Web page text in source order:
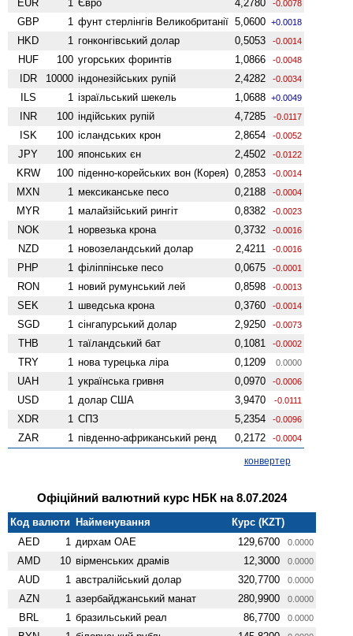
EUR 1 Євро 4,2780 -0.0078
GBP 1 фунт стерлінгів Велико­британії 5,0600 +0.0018
HKD 1 гонконгівський долар 0,5053 -0.0014
HUF 100 угорських форинтів 1,0866 -0.0048
IDR 10000 індонезійських рупій 2,4282 -0.0034
ILS 1 ізраїльський шекель 1,0688 +0.0049
INR 100 індійських рупій 4,7285 -0.0117
ISK 100 ісландських крон 2,8654 -0.0052
JPY 100 японських єн 2,4502 -0.0122
KRW 100 піденно-корейських вон (Корея) 0,2853 -0.0014
MXN 1 мексиканське песо 0,2188 -0.0004
MYR 1 малайзійський рингіт 0,8382 -0.0023
NOK 1 норвезька крона 0,3732 -0.0016
NZD 1 ново­зеландський долар 2,4211 -0.0016
PHP 1 філіппінське песо 0,0675 -0.0001
RON 1 новий румунський лей 0,8598 -0.0013
SEK 1 шведська крона 0,3760 -0.0014
SGD 1 сінгапурський долар 2,9250 -0.0073
THB 1 таїландський бат 0,1081 -0.0002
TRY 1 нова турецька ліра 0,1209 0.0000
UAH 1 українська гривня 0,0970 -0.0006
USD 1 долар США 3,9470 -0.0111
XDR 1 СПЗ 5,2354 -0.0096
ZAR 1 південно-африканський ренд 0,2172 -0.0004
конвертер
Офіційний валютний курс НБК на 8.07.2024
Код валюти Найменування
Курс (KZT)
AED
1 дирхам ОАЕ 129,6700 0.0000
AMD 10 вiрменських драмів 12,3000 0.0000
AUD 1 австралійський долар 320,7700 0.0000
AZN 1 азербайджанський манат 280,9900 0.0000
BRL 1 бразильський реал 86,7700 0.0000